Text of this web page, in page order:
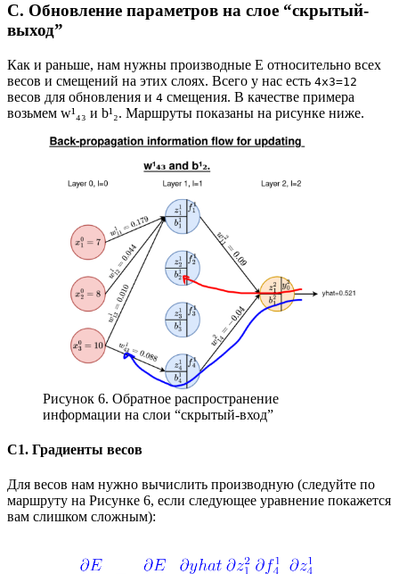
C. Обновление параметров на слое “скрытый-
выход”
Как и раньше, нам нужны производные E относительно всех
весов и смещений на этих слоях. Всего у нас есть 4x3=12
весов для обновления и 4 смещения. В качестве примера
возьмем w¹₄₃ и b¹₂. Маршруты показаны на рисунке ниже.
Рисунок 6. Обратное распространение
информации на слои “скрытый-вход”
C1. Градиенты весов
Для весов нам нужно вычислить производную (следуйте по
маршруту на Рисунке 6, если следующее уравнение покажется
вам слишком сложным):